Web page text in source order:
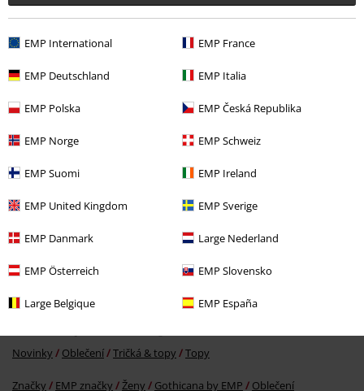
EMP International EMP France
EMP Deutschland EMP Italia
EMP Polska EMP Česká Republika
EMP Norge EMP Schweiz
EMP Suomi EMP Ireland
EMP United Kingdom EMP Sverige
EMP Danmark Large Nederland
EMP Österreich EMP Slovensko
Large Belgique EMP España
Naposledy navštívené
ZĽAVA 20%
€ 26,99
Novinky Oblečení Tričká & topy Topy
Značky EMP značky Ženy Gothicana by EMP Oblečení